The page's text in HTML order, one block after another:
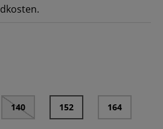
140 152 164